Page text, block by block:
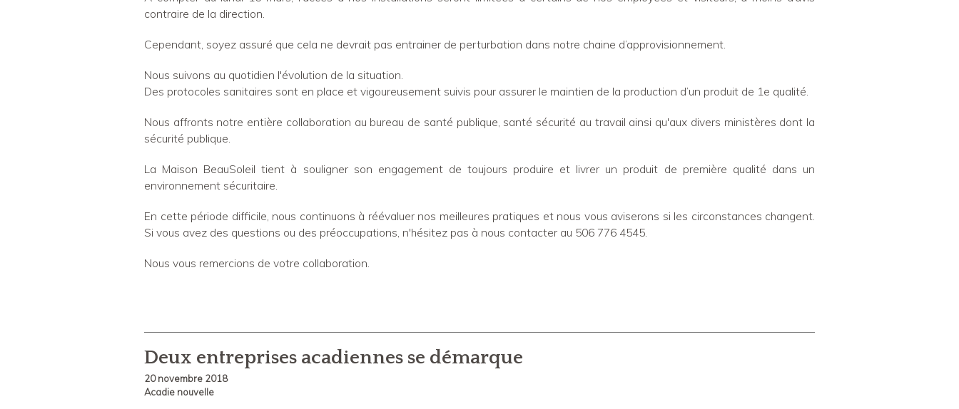
contraire de la direction.
Cependant, soyez assuré que cela ne devrait pas entrainer de perturbation dans notre chaine d’approvisionnement.
Nous suivons au quotidien l'évolution de la situation.
Des protocoles sanitaires sont en place et vigoureusement suivis pour assurer le maintien de la production d’un produit de 1e qualité.
Nous affronts notre entière collaboration au bureau de santé publique, santé sécurité au travail ainsi qu'aux divers ministères dont la
sécurité publique.
La Maison BeauSoleil tient à souligner son engagement de toujours produire et livrer un produit de première qualité dans un
environnement sécuritaire.
En cette période difficile, nous continuons à réévaluer nos meilleures pratiques et nous vous aviserons si les circonstances changent.
Si vous avez des questions ou des préoccupations, n'hésitez pas à nous contacter au 506 776 4545.
Nous vous remercions de votre collaboration.
Deux entreprises acadiennes se démarque
20 novembre 2018
Acadie nouvelle